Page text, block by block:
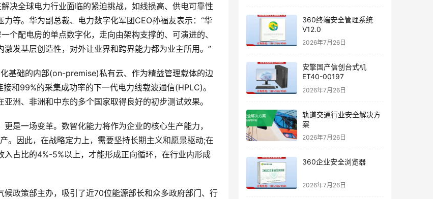
决全球电力行业面临的紧迫挑战，如线损高、供电可靠性
等。华为副总裁、电力数字化军团CEO孙福友表示：“华
个配电房的单点数字化，走向由架构支撑的、可演进的、
发基层创造性，对外让业界和跨界能力都为业主所用。”
基础的内部(on-premise)私有云、作为精益管理载体的边
和99%的采集成功率的下一代电力线载波通信(HPLC)。
洲、非洲和中东的多个国家取得良好的初步测试效果。
是一场变革。数智化能力将作为企业的核心生产能力，
。因此，在战略定力上，需要坚持长期主义和愿景驱动;在
占比的4%-5%以上，才能形成正向循环，在行业内形成
政策部主办，吸引了近70位能源部长和众多政府部门、行
360终端安全管理系统
V12.0
2026年7月26日
安擎国产信创台式机
ET40-00197
2026年7月26日
轨道交通行业安全解决方
案
2026年7月26日
360企业安全浏览器
2026年7月26日